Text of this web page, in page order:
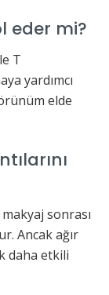
eder mi?
T
yardımcı
elde
sonrası
Ancak ağır
daha etkili